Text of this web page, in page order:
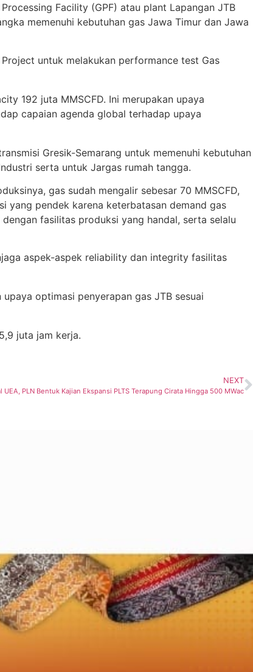
Facility (GPF) atau plant Lapangan JTB
memenuhi kebutuhan gas Jawa Timur dan Jawa
untuk melakukan performance test Gas
192 juta MMSCFD. Ini merupakan upaya
capaian agenda global terhadap upaya
Gresik-Semarang untuk memenuhi kebutuhan
serta untuk Jargas rumah tangga.
gas sudah mengalir sebesar 70 MMSCFD,
yang pendek karena keterbatasan demand gas
fasilitas produksi yang handal, serta selalu
aspek-aspek reliability dan integrity fasilitas
optimasi penyerapan gas JTB sesuai
juta jam kerja.
NEXT
UEA, PLN Bentuk Kajian Ekspansi PLTS Terapung Cirata Hingga 500 MWac